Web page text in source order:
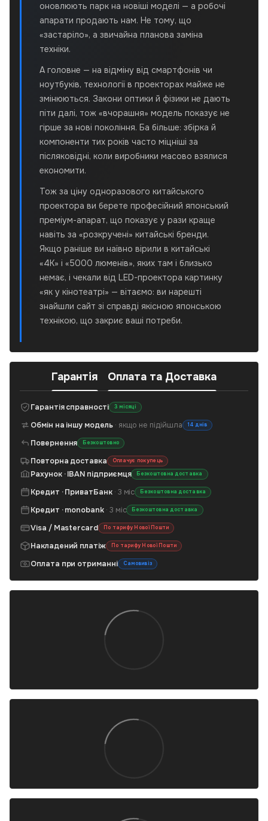
оновлюють парк на новіші моделі — а робочі
апарати продають нам. Не тому, що
«застаріло», а звичайна планова заміна
техніки.
А головне — на відміну від смартфонів чи
ноутбуків, технології в проекторах майже не
змінюються. Закони оптики й фізики не дають
піти далі, тож «вчорашня» модель показує не
гірше за нові покоління. Ба більше: збірка й
компоненти тих років часто міцніші за
післяковідні, коли виробники масово взялися
економити.
Тож за ціну одноразового китайського
проектора ви берете професійний японський
преміум-апарат, що показує у рази краще
навіть за «розкручені» китайські бренди.
Якщо раніше ви наївно вірили в китайські
«4K» і «5000 люменів», яких там і близько
немає, і чекали від LED-проектора картинку
«як у кінотеатрі» — вітаємо: ви нарешті
знайшли сайт зі справді якісною японською
технікою, що закриє ваші потреби.
Гарантія Оплата та Доставка
Гарантія справності 3 місяці
Обмін на іншу модель · якщо не підійшла 14 днів
Повернення Безкоштовно
Повторна доставка Оплачує покупець
Рахунок · IBAN підприємця Безкоштовна доставка
Кредит · ПриватБанк · 3 міс Безкоштовна доставка
Кредит · monobank · 3 міс Безкоштовна доставка
Visa / Mastercard По тарифу Нової Пошти
Накладений платіж По тарифу Нової Пошти
Оплата при отриманні Самовивіз